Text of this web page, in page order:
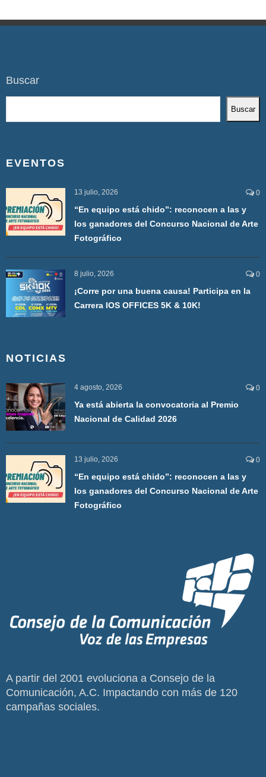
Buscar
Buscar
EVENTOS
13 julio, 2026 0
“En equipo está chido”: reconocen a las y
los ganadores del Concurso Nacional de Arte
Fotográfico
8 julio, 2026 0
¡Corre por una buena causa! Participa en la
Carrera IOS OFFICES 5K & 10K!
NOTICIAS
4 agosto, 2026 0
Ya está abierta la convocatoria al Premio
Nacional de Calidad 2026
13 julio, 2026 0
“En equipo está chido”: reconocen a las y
los ganadores del Concurso Nacional de Arte
Fotográfico
A partir del 2001 evoluciona a Consejo de la
Comunicación, A.C. Impactando con más de 120
campañas sociales.